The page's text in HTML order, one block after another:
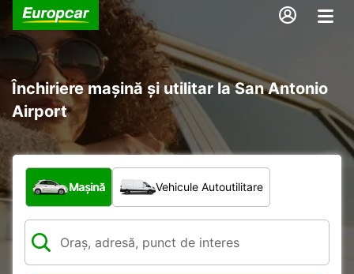
Închiriere mașină și utilitar la San Antonio
Airport
Ce tip de vehicul?
Mașină Vehicule Autoutilitare